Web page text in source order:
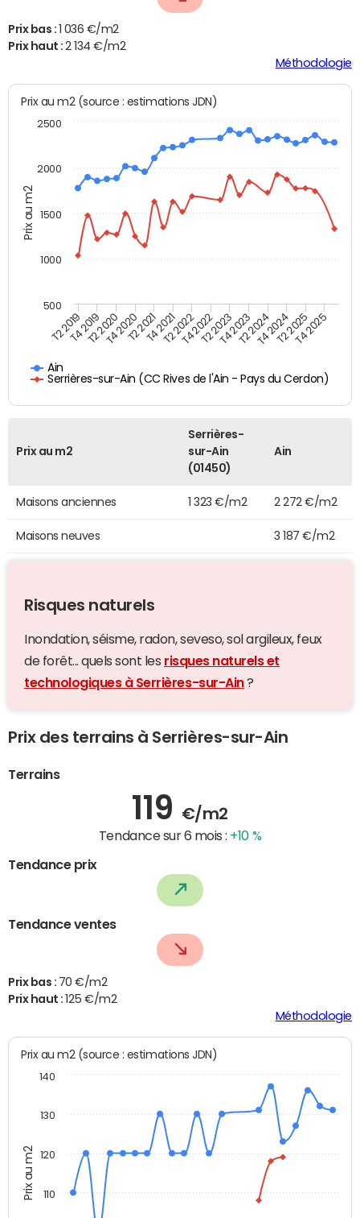
Prix bas :
1 036 €/m2
Prix haut :2 134 €/m2
Méthodologie
Prix au m2
Prix au m2 (source : estimations JDN)
Ain
Serrières-sur-Ain (CC Rives de l'Ain - Pays du Cerdon)
T2 2019T4 2019T2 2020T4 2020T2 2021T4 2021T2 2022T4 2022T2 2023T4 2023T2 2024T4 2024T2 2025T4 2025
500
1000
1500
2000
2500
Prix au m2
Serrières-
sur-Ain
(01450)
Ain
Maisons anciennes 1 323 €/m2 2 272 €/m2
Maisons neuves 3 187 €/m2
Risques naturels
Inondation, séisme, radon, seveso, sol argileux, feux
de forêt... quels sont les risques naturels et
technologiques à Serrières-sur-Ain?
Prix des terrains à Serrières-sur-Ain
Terrains
119 €/m2
Tendance sur 6 mois : +10 %
Tendance prix
Tendance ventes
Prix bas : 70 €/m2
Prix haut : 125 €/m2
Méthodologie
Prix au m2
Prix au m2 (source : estimations JDN)
110
120
130
140